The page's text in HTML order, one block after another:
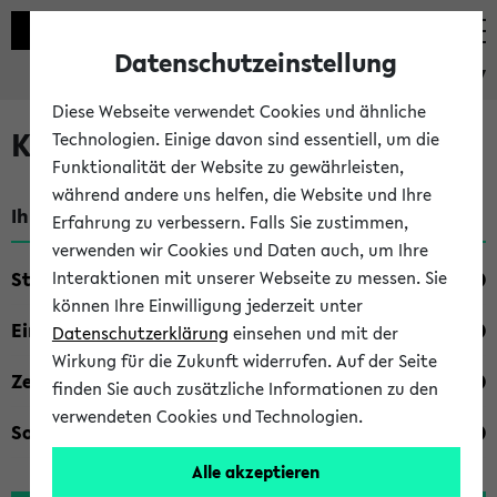
eKVV
Kombisuche im eKVV
Ihre Suchkriterien:
Studienfach
Einrichtung
Zeiten
Sonstiges
Datenschutzeinstellung
Diese Webseite verwendet Cookies und ähnliche
Technologien. Einige davon sind essentiell, um die
Funktionalität der Website zu gewährleisten,
während andere uns helfen, die Website und Ihre
Erfahrung zu verbessern. Falls Sie zustimmen,
verwenden wir Cookies und Daten auch, um Ihre
Interaktionen mit unserer Webseite zu messen. Sie
können Ihre Einwilligung jederzeit unter
Datenschutzerklärung einsehen und mit der
Wirkung für die Zukunft widerrufen. Auf der Seite
finden Sie auch zusätzliche Informationen zu den
verwendeten Cookies und Technologien.
Alle akzeptieren